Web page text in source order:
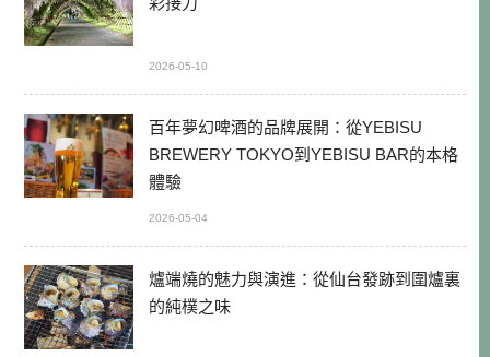
2026-05-10
百年夢幻啤酒的品牌展開：從YEBISU
BREWERY TOKYO到YEBISU BAR的本格
體驗
2026-05-04
爐端燒的魅力與演進：從仙台發跡到圍爐裏
的純樸之味